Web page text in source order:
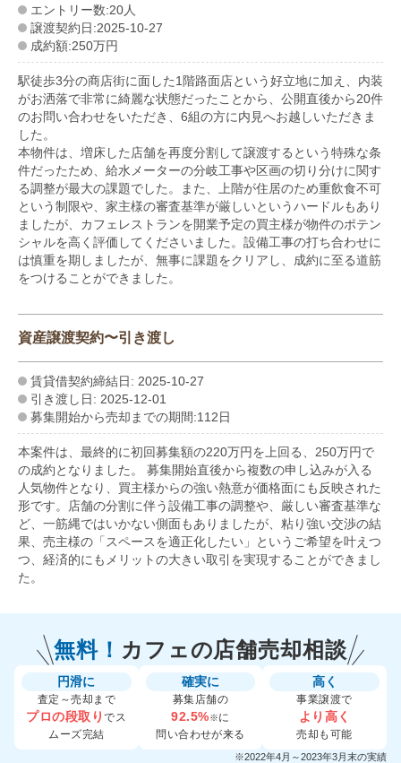
エントリー数:20人
譲渡契約日:2025-10-27
成約額:250万円
駅徒歩3分の商店街に面した1階路面店という好立地に加え、内装
がお洒落で非常に綺麗な状態だったことから、公開直後から20件
のお問い合わせをいただき、6組の方に内見へお越しいただきま
した。
本物件は、増床した店舗を再度分割して譲渡するという特殊な条
件だったため、給水メーターの分岐工事や区画の切り分けに関す
る調整が最大の課題でした。また、上階が住居のため重飲食不可
という制限や、家主様の審査基準が厳しいというハードルもあり
ましたが、カフェレストランを開業予定の買主様が物件のポテン
シャルを高く評価してくださいました。設備工事の打ち合わせに
は慎重を期しましたが、無事に課題をクリアし、成約に至る道筋
をつけることができました。
資産譲渡契約〜引き渡し
賃貸借契約締結日: 2025-10-27
引き渡し日: 2025-12-01
募集開始から売却までの期間:112日
本案件は、最終的に初回募集額の220万円を上回る、250万円で
の成約となりました。 募集開始直後から複数の申し込みが入る
人気物件となり、買主様からの強い熱意が価格面にも反映された
形です。店舗の分割に伴う設備工事の調整や、厳しい審査基準な
ど、一筋縄ではいかない側面もありましたが、粘り強い交渉の結
果、売主様の「スペースを適正化したい」というご希望を叶えつ
つ、経済的にもメリットの大きい取引を実現することができまし
た。
無料！ カフェの店舗売却相談
円滑に
査定～売却まで
プロの段取りでス
ムーズ完結
確実に
募集店舗の
92.5%※に
問い合わせが来る
高く
事業譲渡で
より高く
売却も可能
※2022年4月～2023年3月末の実績